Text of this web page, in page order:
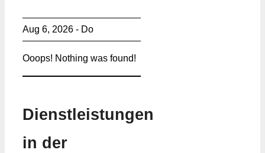
Aug 6, 2026 - Do
Ooops! Nothing was found!
Dienstleistungen
in der